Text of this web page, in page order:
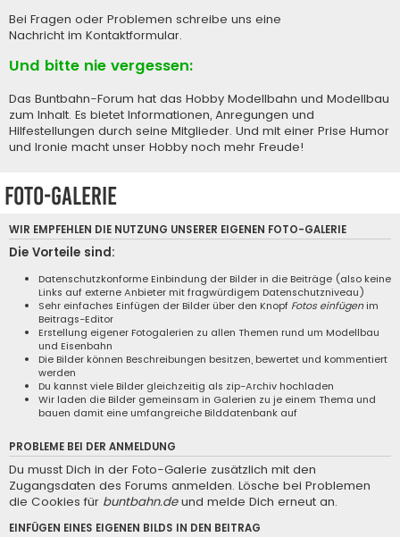
Bei Fragen oder Problemen schreibe uns eine
Nachricht im Kontaktformular.
Und bitte nie vergessen:
Das Buntbahn-Forum hat das Hobby Modellbahn und Modellbau
zum Inhalt. Es bietet Informationen, Anregungen und
Hilfestellungen durch seine Mitglieder. Und mit einer Prise Humor
und Ironie macht unser Hobby noch mehr Freude!
Foto-Galerie
WIR EMPFEHLEN DIE NUTZUNG UNSERER EIGENEN FOTO-GALERIE
Die Vorteile sind:
Datenschutzkonforme Einbindung der Bilder in die Beiträge (also keine
Links auf externe Anbieter mit fragwürdigem Datenschutzniveau)
Sehr einfaches Einfügen der Bilder über den Knopf Fotos einfügenim
Beitrags-Editor
Erstellung eigener Fotogalerien zu allen Themen rund um Modellbau
und Eisenbahn
Die Bilder können Beschreibungen besitzen, bewertet und kommentiert
werden
Du kannst viele Bilder gleichzeitig als zip-Archiv hochladen
Wir laden die Bilder gemeinsam in Galerien zu je einem Thema und
bauen damit eine umfangreiche Bilddatenbank auf
PROBLEME BEI DER ANMELDUNG
Du musst Dich in der Foto-Galerie zusätzlich mit den
Zugangsdaten des Forums anmelden. Lösche bei Problemen
die Cookies für buntbahn.deund melde Dich erneut an.
EINFÜGEN EINES EIGENEN BILDS IN DEN BEITRAG